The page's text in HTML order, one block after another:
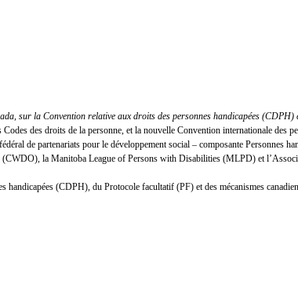
sur la Convention relative aux droits des personnes handicapées
des droits de la personne, et la nouvelle Convention internationale des
de partenariats pour le développement social – composante Personnes
la Manitoba League of Persons with Disabilities (MLPD) et
(CDPH), du Protocole facultatif (PF) et des mécanismes